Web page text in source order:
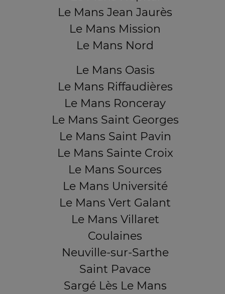
Le Mans Jean Jaurès
Le Mans Mission
Le Mans Nord
Le Mans Oasis
Le Mans Riffaudières
Le Mans Ronceray
Le Mans Saint Georges
Le Mans Saint Pavin
Le Mans Sainte Croix
Le Mans Sources
Le Mans Université
Le Mans Vert Galant
Le Mans Villaret
Coulaines
Neuville-sur-Sarthe
Saint Pavace
Sargé Lès Le Mans